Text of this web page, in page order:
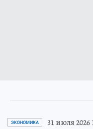
ЭКОНОМИКА 31 июля 2026